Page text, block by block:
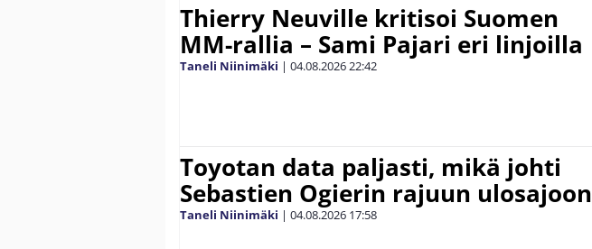
Thierry Neuville kritisoi Suomen
MM-rallia – Sami Pajari eri linjoilla
Taneli Niinimäki | 04.08.202622:42
Toyotan data paljasti, mikä johti
Sebastien Ogierin rajuun ulosajoon
Taneli Niinimäki | 04.08.2026 17:58